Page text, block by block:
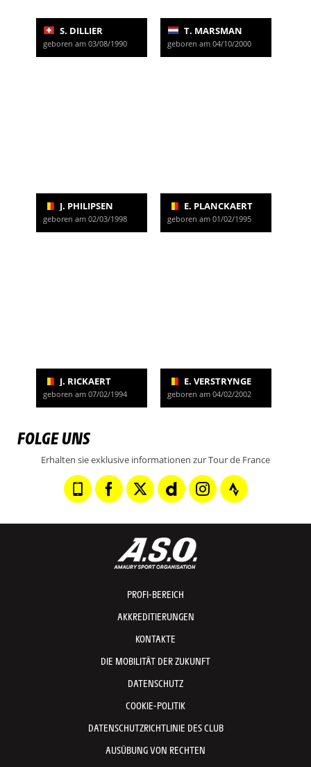
S. DILLIER
geboren am 03/08/1990
T. MARSMAN
geboren am 04/10/2000
J. PHILIPSEN
geboren am 02/03/1998
E. PLANCKAERT
geboren am 01/02/1995
J. RICKAERT
geboren am 07/02/1994
E. VERSTRYNGE
geboren am 04/02/2002
FOLGE UNS
Erhalten sie exklusive informationen zur Tour de France
PROFI-BEREICH
AKKREDITIERUNGEN
KONTAKTE
DIE MOBILITÄT DER ZUKUNFT
DATENSCHUTZ
COOKIE-POLITIK
DATENSCHUTZRICHTLINIE DES CLUB
AUSÜBUNG VON RECHTEN